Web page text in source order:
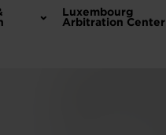
Luxembourg
Arbitration Center